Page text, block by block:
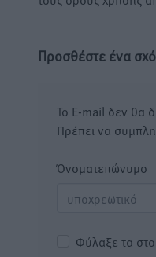
Προσθέστε ένα
Το E-mail δεν θα
Πρέπει να
Όνοματεπώνυμο
Φύλαξε τα